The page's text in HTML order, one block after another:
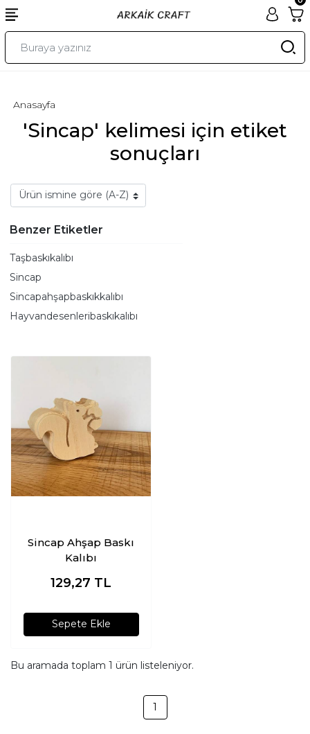
'Sincap' kelimesi için etiket
sonuçları
Anasayfa
Benzer Etiketler
Taşbaskıkalıbı
Sincap
Sincapahşapbaskıkkalıbı
Hayvandesenleribaskıkalıbı
Sincap Ahşap Baskı
Kalıbı
129,27 TL
Sepete Ekle
Bu aramada toplam 1 ürün listeleniyor.
1